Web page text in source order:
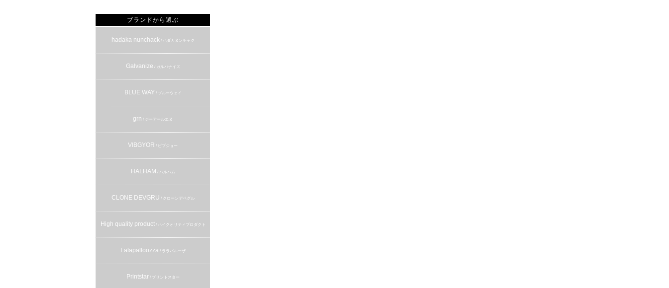
ブランドから選ぶ
hadaka nunchack/ ハダカヌンチャク
Galvanize / ガルバナイズ
BLUE WAY / ブルーウェイ
grn / ジーアールエヌ
VIBGYOR / ビブジョー
HALHAM / ハルハム
CLONE DEVGRU / クローンデベグル
High quality product/ ハイクオリティプロダクト
Lalapalloozza/ ララパルーザ
Printstar / プリントスター